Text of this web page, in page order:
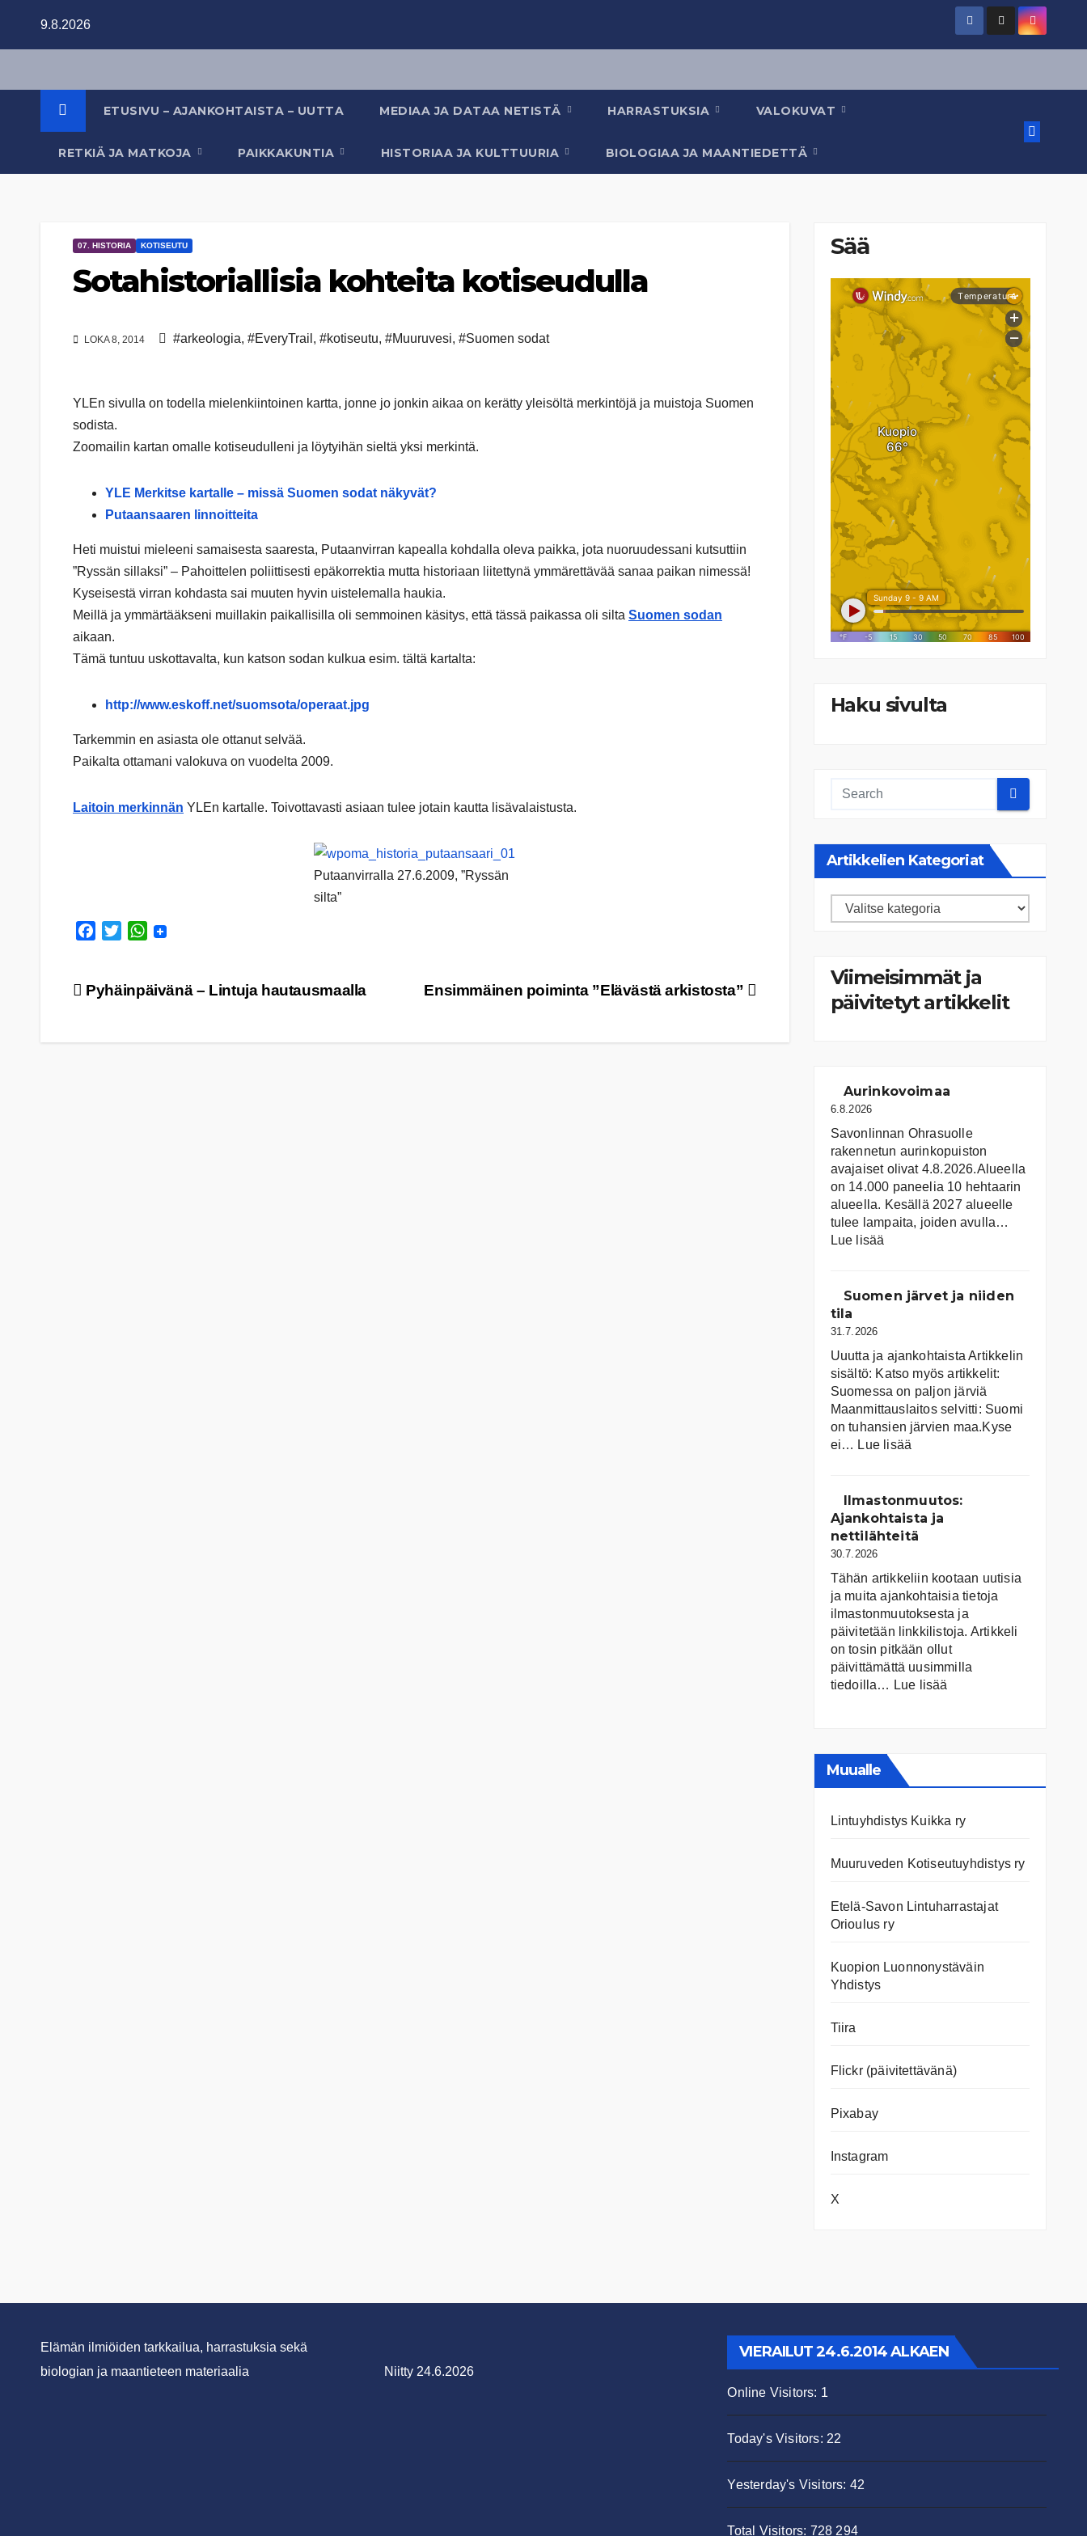
9.8.2026
ETUSIVU – AJANKOHTAISTA – UUTTA MEDIAA JA DATAA NETISTÄ HARRASTUKSIA VALOKUVAT
RETKIÄ JA MATKOJA PAIKKAKUNTIA HISTORIAA JA KULTTUURIA BIOLOGIAA JA MAANTIEDETTÄ
07. HISTORIA KOTISEUTU
Sotahistoriallisia kohteita kotiseudulla
LOKA 8, 2014 #arkeologia, #EveryTrail , #kotiseutu, #Muuruvesi, #Suomen sodat
YLEn sivulla on todella mielenkiintoinen kartta, jonne jo jonkin aikaa on kerätty yleisöltä merkintöjä ja muistoja Suomen
sodista.
Zoomailin kartan omalle kotiseudulleni ja löytyihän sieltä yksi merkintä.
YLE Merkitse kartalle – missä Suomen sodat näkyvät?
Putaansaaren linnoitteita
Heti muistui mieleeni samaisesta saaresta, Putaanvirran kapealla kohdalla oleva paikka, jota nuoruudessani kutsuttiin
”Ryssän sillaksi” – Pahoittelen poliittisesti epäkorrektia mutta historiaan liitettynä ymmärettävää sanaa paikan nimessä!
Kyseisestä virran kohdasta sai muuten hyvin uistelemalla haukia.
Meillä ja ymmärtääkseni muillakin paikallisilla oli semmoinen käsitys, että tässä paikassa oli silta Suomen sodan
aikaan.
Tämä tuntuu uskottavalta, kun katson sodan kulkua esim. tältä kartalta:
http://www.eskoff.net/suomsota/operaat.jpg
Tarkemmin en asiasta ole ottanut selvää.
Paikalta ottamani valokuva on vuodelta 2009.
Laitoin merkinnän YLEn kartalle. Toivottavasti asiaan tulee jotain kautta lisävalaistusta.
Putaanvirralla 27.6.2009, ”Ryssän
silta”
e
o
t
r
W
t
p
Artikkelien
Ensimmäinen poiminta ”Elävästä arkistosta”
Pyhäinpäivänä – Lintuja hautausmaalla
Sää
Haku sivulta
Artikkelien Kategoriat
Artikkelien
Viimeisimmät ja
päivitetyt artikkelit
Aurinkovoimaa
6.8.2026
Savonlinnan Ohrasuolle
rakennetun aurinkopuiston
avajaiset olivat 4.8.2026.Alueella
on 14.000 paneelia 10 hehtaarin
alueella. Kesällä 2027 alueelle
tulee lampaita, joiden avulla…
Lue lisää
Suomen järvet ja niiden
tila
31.7.2026
Uuutta ja ajankohtaista Artikkelin
sisältö: Katso myös artikkelit:
Suomessa on pal­jon jär­viä
Maanmittauslaitos selvitti: Suomi
on tuhansien järvien maa.Kyse
ei… Lue lisää
ja
niiden
tila
Ilmastonmuutos:
Ajankohtaista ja
nettilähteitä
30.7.2026
Tähän artikkeliin kootaan uutisia
ja muita ajankohtaisia tietoja
ilmastonmuutoksesta ja
päivitetään linkkilistoja. Artikkeli
on tosin pitkään ollut
päivittämättä uusimmilla
tiedoilla… Lue lisää
Muualle
Lintuyhdistys Kuikka ry
Muuruveden Kotiseutuyhdistys ry
Etelä-Savon Lintuharrastajat
Orioulus ry
Kuopion Luonnonystäväin
Yhdistys
Tiira
Flickr (päivitettävänä)
Pixabay
Instagram
X
Elämän ilmiöiden tarkkailua, harrastuksia sekä
biologian ja maantieteen materiaalia
Niitty 24.6.2026
VIERAILUT 24.6.2014 ALKAEN
Online Visitors: 1
Today's Visitors: 22
Yesterday's Visitors: 42
Total Visitors: 728 294